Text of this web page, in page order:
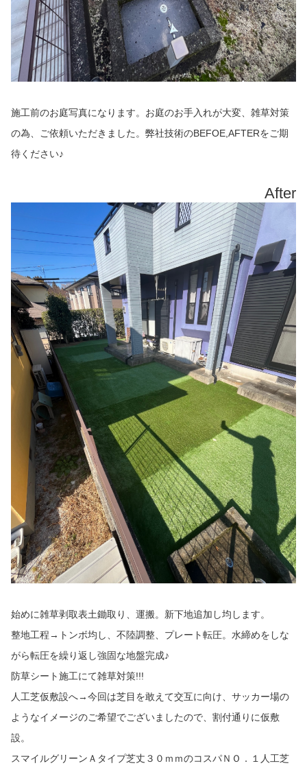
施工前のお庭写真になります。お庭のお手入れが大変、雑草対策
の為、ご依頼いただきました。弊社技術のBEFOE,AFTERをご期
待ください♪
After
始めに雑草剥取表土鋤取り、運搬。新下地追加し均します。
整地工程→トンボ均し、不陸調整、プレート転圧。水締めをしな
がら転圧を繰り返し強固な地盤完成♪
防草シート施工にて雑草対策!!!
人工芝仮敷設へ→今回は芝目を敢えて交互に向け、サッカー場の
ようなイメージのご希望でございましたので、割付通りに仮敷
設。
スマイルグリーンＡタイプ芝丈３０ｍｍのコスパＮＯ．１人工芝